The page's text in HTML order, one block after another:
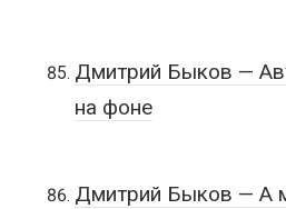
Дмитрий Быков —
на фоне
Дмитрий Быков — А